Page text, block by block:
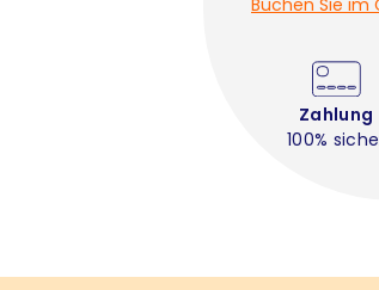
Buchen Sie im
Zahlung
100%